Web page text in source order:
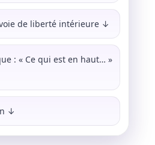
de liberté intérieure ↓
: « Ce qui est en haut… »
↓